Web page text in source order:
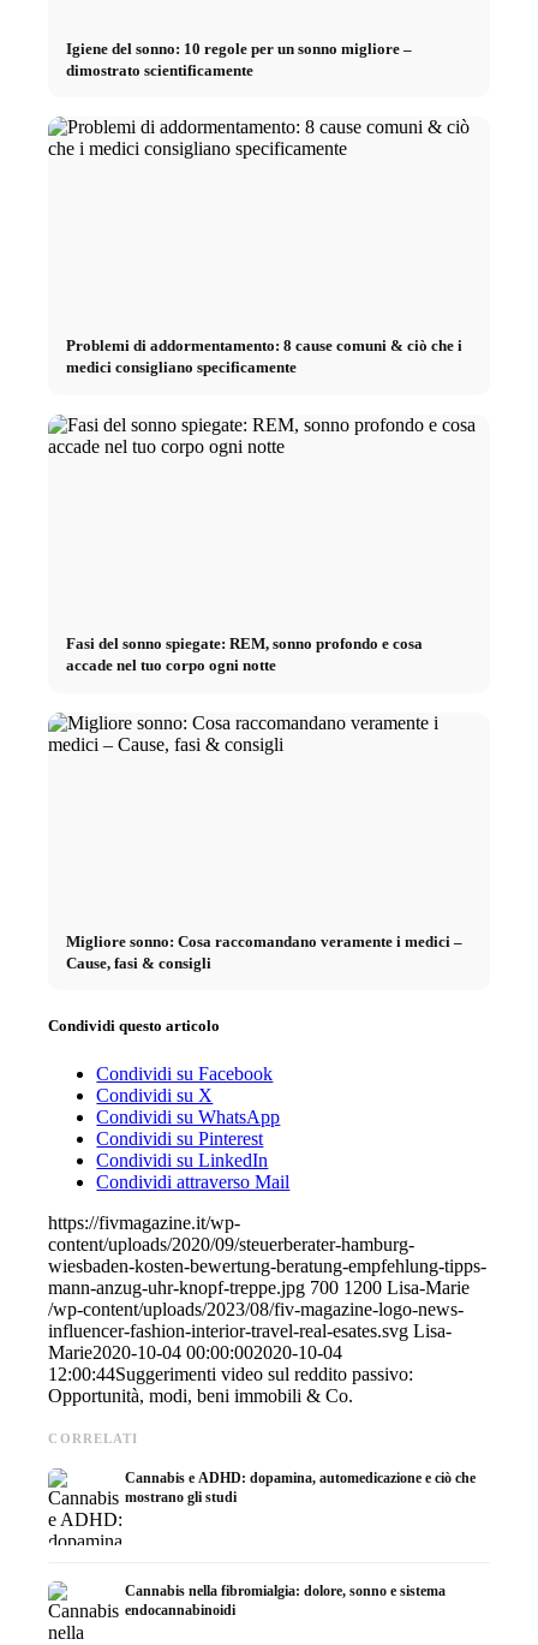
Igiene del sonno: 10 regole per un sonno migliore –
dimostrato scientificamente
Problemi di addormentamento: 8 cause comuni & ciò che i
medici consigliano specificamente
Fasi del sonno spiegate: REM, sonno profondo e cosa
accade nel tuo corpo ogni notte
Migliore sonno: Cosa raccomandano veramente i medici –
Cause, fasi & consigli
Condividi questo articolo
Condividi su Facebook
Condividi su X
Condividi su WhatsApp
Condividi su Pinterest
Condividi su LinkedIn
Condividi attraverso Mail
https://fivmagazine.it/wp-
content/uploads/2020/09/steuerberater-hamburg-
wiesbaden-kosten-bewertung-beratung-empfehlung-tipps-
mann-anzug-uhr-knopf-treppe.jpg 700 1200 Lisa-Marie
/wp-content/uploads/2023/08/fiv-magazine-logo-news-
influencer-fashion-interior-travel-real-esates.svg Lisa-
Marie2020-10-04 00:00:002020-10-04
12:00:44Suggerimenti video sul reddito passivo:
Opportunità, modi, beni immobili & Co.
CORRELATI
Cannabis e ADHD: dopamina, automedicazione e ciò che
mostrano gli studi
Cannabis nella fibromialgia: dolore, sonno e sistema
endocannabinoidi